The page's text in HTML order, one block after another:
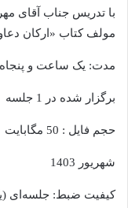
با تدریس جناب آقای
مولف کتاب «ارکان
مدت: یک ساعت و پنجاه
برگزار شده در 1 جلسه
حجم فایل : 50 مگابایت
شهریور 1403
کیفیت ضبط: جلسه‌ای